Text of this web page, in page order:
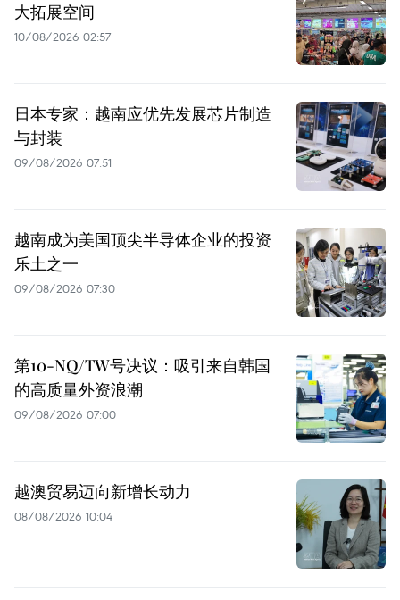
大拓展空间
10/08/2026 02:57
日本专家：越南应优先发展芯片制造
与封装
09/08/2026 07:51
越南成为美国顶尖半导体企业的投资
乐土之一
09/08/2026 07:30
第10-NQ/TW号决议：吸引来自韩国
的高质量外资浪潮
09/08/2026 07:00
越澳贸易迈向新增长动力
08/08/2026 10:04